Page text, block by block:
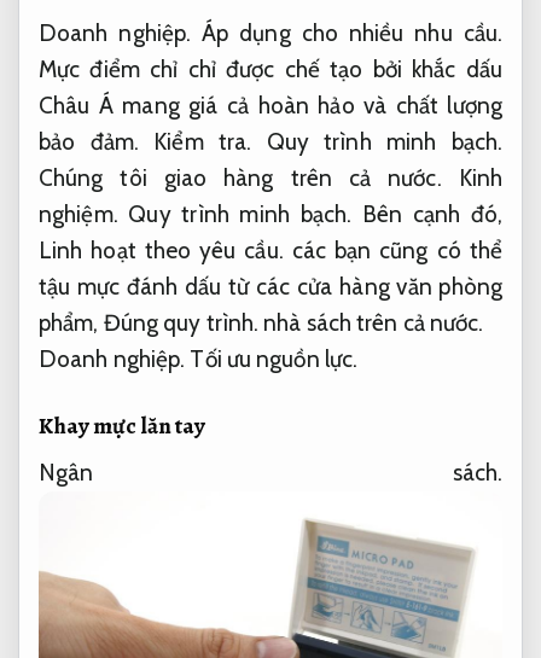
Doanh nghiệp. Áp dụng cho nhiều nhu cầu.
Mực điểm chỉ chỉ được chế tạo bởi khắc dấu
Châu Á mang giá cả hoàn hảo và chất lượng
bảo đảm. Kiểm tra.
Quy trình minh bạch.
Chúng tôi giao hàng trên cả nước.
Kinh
nghiệm. Quy trình minh bạch. Bên cạnh đó,
Linh hoạt theo yêu cầu. các bạn cũng có thể
tậu mực đánh dấu từ các cửa hàng văn phòng
phẩm, Đúng quy trình. nhà sách trên cả nước.
Doanh nghiệp. Tối ưu nguồn lực.
Khay mực lăn tay
Ngân sách.